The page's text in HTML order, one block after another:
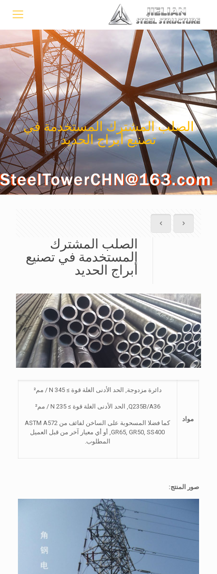
الصلب المشترك المستخدمة في
تصنيع أبراج الحديد
الصلب المشترك
المستخدمة في تصنيع
أبراج الحديد
مواد
دائرة مزدوجة, الحد الأدنى الغلة قوة ≥ 345 N / مم²
Q235B/A36, الحد الأدنى الغلة قوة ≥ 235 N / مم²
كما فضلا المسحوبة على الساخن لفائف من ASTM A572
GR65, GR50, SS400, أو أي معيار آخر من قبل العميل
المطلوب.
صور المنتج: